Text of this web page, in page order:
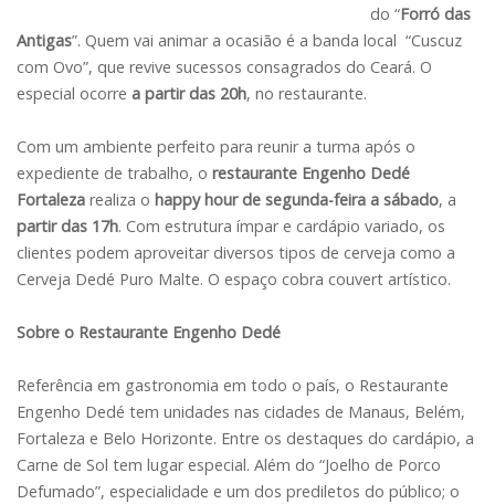
do “Forró das
Antigas”. Quem vai animar a ocasião é a banda local “Cuscuz
com Ovo”, que revive sucessos consagrados do Ceará. O
especial ocorre a partir das 20h, no restaurante.
Com um ambiente perfeito para reunir a turma após o
expediente de trabalho, o restaurante Engenho Dedé
Fortaleza realiza o happy hour de segunda-feira a sábado, a
partir das 17h. Com estrutura ímpar e cardápio variado, os
clientes podem aproveitar diversos tipos de cerveja como a
Cerveja Dedé Puro Malte. O espaço cobra couvert artístico.
Sobre o Restaurante Engenho Dedé
Referência em gastronomia em todo o país, o Restaurante
Engenho Dedé tem unidades nas cidades de Manaus, Belém,
Fortaleza e Belo Horizonte. Entre os destaques do cardápio, a
Carne de Sol tem lugar especial. Além do “Joelho de Porco
Defumado”, especialidade e um dos prediletos do público; o